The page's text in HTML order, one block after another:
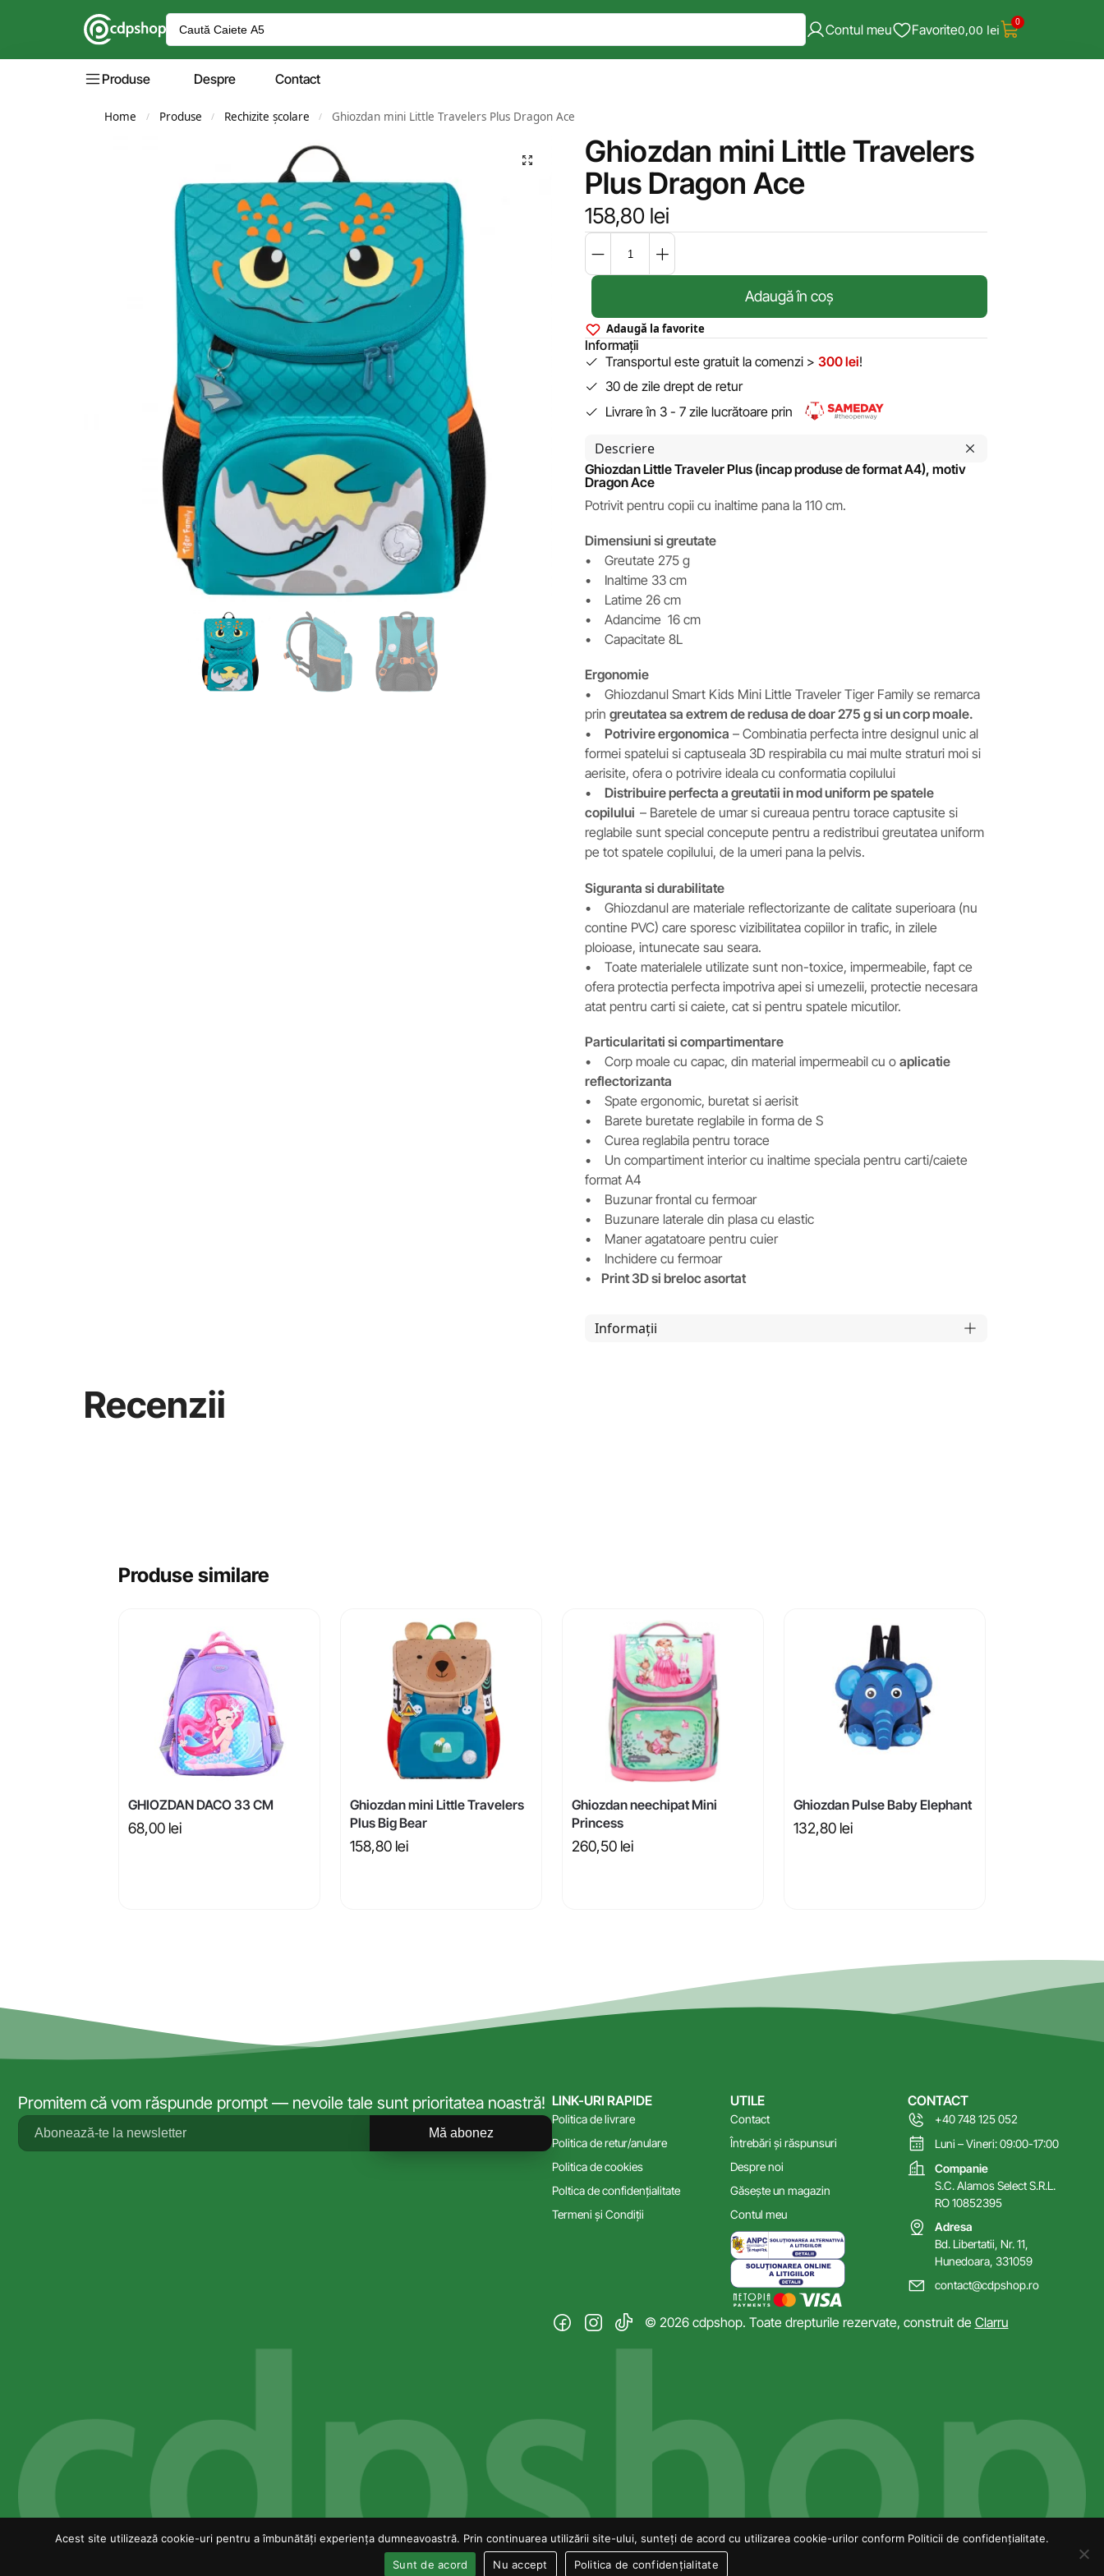
Contul meu Favorite0,00 lei 0
Produse Despre Contact
Home / Produse / Rechizite școlare / Ghiozdan mini Little Travelers Plus Dragon Ace
Ghiozdan mini Little Travelers
Plus Dragon Ace
158,80 lei
Adaugă în coș
Adaugă la favorite
Informații
Transportul este gratuit la comenzi > 300 lei!
30 de zile drept de retur
Livrare în 3 - 7 zile lucrătoare prin
Descriere
Ghiozdan Little Traveler Plus (incap produse de format A4), motiv
Dragon Ace
Potrivit pentru copii cu inaltime pana la 110 cm.
Dimensiuni si greutate
• Greutate 275 g
• Inaltime 33 cm
• Latime 26 cm
• Adancime 16 cm
• Capacitate 8L
Ergonomie
• Ghiozdanul Smart Kids Mini Little Traveler Tiger Family se remarca
prin greutatea sa extrem de redusa de doar 275 g si un corp moale.
• Potrivire ergonomica – Combinatia perfecta intre designul unic al
formei spatelui si captuseala 3D respirabila cu mai multe straturi moi si
aerisite, ofera o potrivire ideala cu conformatia copilului
• Distribuire perfecta a greutatii in mod uniform pe spatele
copilului – Baretele de umar si cureaua pentru torace captusite si
reglabile sunt special concepute pentru a redistribui greutatea uniform
pe tot spatele copilului, de la umeri pana la pelvis.
Siguranta si durabilitate
• Ghiozdanul are materiale reflectorizante de calitate superioara (nu
contine PVC) care sporesc vizibilitatea copiilor in trafic, in zilele
ploioase, intunecate sau seara.
• Toate materialele utilizate sunt non-toxice, impermeabile, fapt ce
ofera protectia perfecta impotriva apei si umezelii, protectie necesara
atat pentru carti si caiete, cat si pentru spatele micutilor.
Particularitati si compartimentare
• Corp moale cu capac, din material impermeabil cu o aplicatie
reflectorizanta
• Spate ergonomic, buretat si aerisit
• Barete buretate reglabile in forma de S
• Curea reglabila pentru torace
• Un compartiment interior cu inaltime speciala pentru carti/caiete
format A4
• Buzunar frontal cu fermoar
• Buzunare laterale din plasa cu elastic
• Maner agatatoare pentru cuier
• Inchidere cu fermoar
• Print 3D si breloc asortat
Informații
Recenzii
Produse similare
GHIOZDAN DACO 33 CM
68,00 lei
Ghiozdan mini Little Travelers
Plus Big Bear
158,80 lei
Ghiozdan neechipat Mini
Princess
260,50 lei
Ghiozdan Pulse Baby Elephant
132,80 lei
Promitem că vom răspunde prompt — nevoile tale sunt prioritatea noastră!
Mă abonez
LINK-URI RAPIDE
Politica de livrare
Politica de retur/anulare
Politica de cookies
Poltica de confidențialitate
Termeni și Condiții
UTILE
Contact
Întrebări și răspunsuri
Despre noi
Găsește un magazin
Contul meu
CONTACT
+40 748 125 052
Luni – Vineri: 09:00-17:00
Companie
S.C. Alamos Select S.R.L.
RO 10852395
Adresa
Bd. Libertatii, Nr. 11,
Hunedoara, 331059
contact@cdpshop.ro
© 2026 cdpshop. Toate drepturile rezervate, construit de Clarru
Acest site utilizează cookie-uri pentru a îmbunătăți experiența dumneavoastră. Prin continuarea utilizării site-ului, sunteți de acord cu utilizarea cookie-urilor conform Politicii de confidențialitate.
Sunt de acord
Nu accept Politica de confidențialitate